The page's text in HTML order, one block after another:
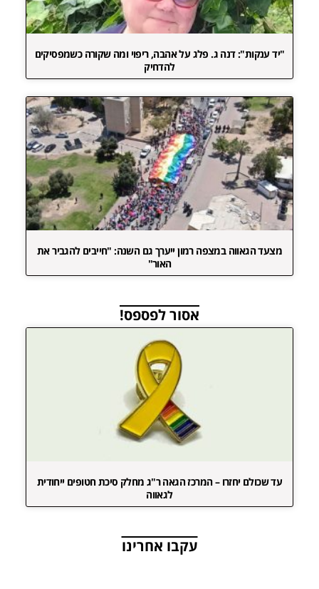
"יד ענקות": דנה ג. פלג על אהבה, ריפוי ומה שקורה כשמפסיקים
להדחיק
מצעד הגאווה במצפה רמון ייערך גם השנה: "חייבים להגביר את
האור"
אסור לפספס!
עד שכולם יחזרו – המרכז הגאה ר"ג מחלק סיכת חטופים ייחודית
לגאווה
עקבו אחרינו